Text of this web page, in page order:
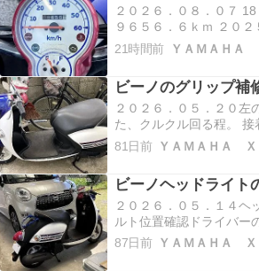
２０２６．０８．０７ 18
９６５６．６ｋｍ ２０
ｋｍ走行。 今日オイル
ルを買って帰ろうかと思
交換も予約が必要か聞く
21時間前 ＹＡＭＡＨＡ
ビーノのグリップ補
２０２６．０５．２０左
た、クルクル回る程。
る。 固定は出来た。
81日前 ＹＡＭＡＨＡ Ｘ
ビーノヘッドライト
２０２６．０５．１４ヘ
ルト位置確認ドライバー
整ネジ位置が見つからな
外し。１０ミリのレンチ
87日前 ＹＡＭＡＨＡ Ｘ